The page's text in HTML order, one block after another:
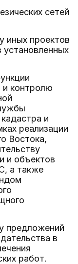
сетей
иных проектов
установленных
и контролю
и
реализации
Востока,
и объектов
а также
предложений
в
работ.